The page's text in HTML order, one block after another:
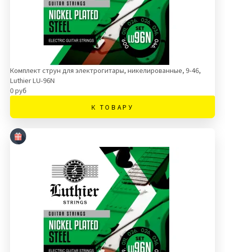
Комплект струн для электрогитары, никелированные, 9-46,
Luthier LU-96N
0 руб
К ТОВАРУ